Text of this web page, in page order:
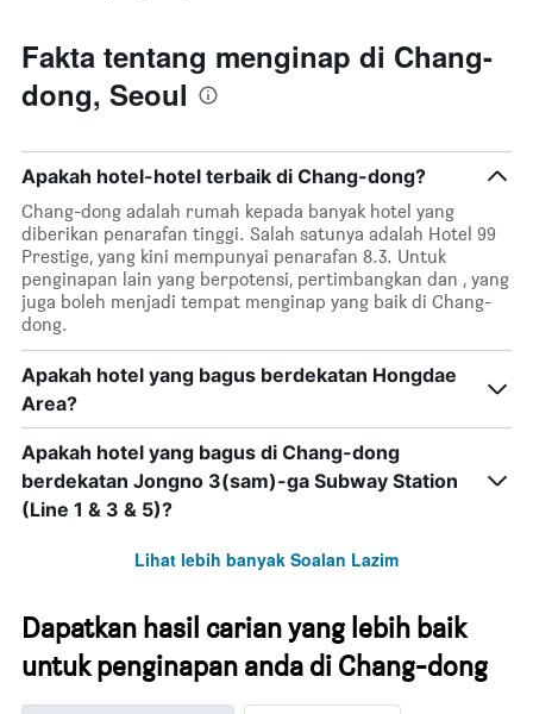
Fakta tentang menginap di Chang-
dong, Seoul
Apakah hotel-hotel terbaik di Chang-dong?
Chang-dong adalah rumah kepada banyak hotel yang
diberikan penarafan tinggi. Salah satunya adalah Hotel 99
Prestige, yang kini mempunyai penarafan 8.3. Untuk
penginapan lain yang berpotensi, pertimbangkan dan , yang
juga boleh menjadi tempat menginap yang baik di Chang-
dong.
Apakah hotel yang bagus berdekatan Hongdae
Area?
Apakah hotel yang bagus di Chang-dong
berdekatan Jongno 3(sam)-ga Subway Station
(Line 1 & 3 & 5)?
Lihat lebih banyak Soalan Lazim
Dapatkan hasil carian yang lebih baik
untuk penginapan anda di Chang-dong